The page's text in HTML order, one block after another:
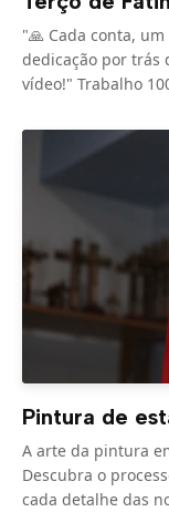
"🙏 Cada conta,
dedicação por trás
vídeo!" Trabalho
Pintura de
A arte da pintura
Descubra o
cada detalhe das